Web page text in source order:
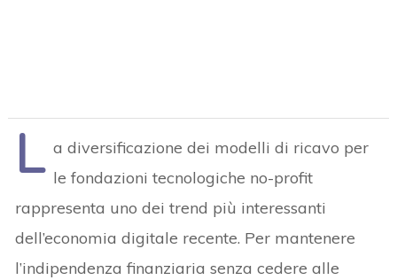
L a diversificazione dei modelli di ricavo per
le fondazioni tecnologiche no-profit
rappresenta uno dei trend più interessanti
dell’economia digitale recente. Per mantenere
l’indipendenza finanziaria senza cedere alle